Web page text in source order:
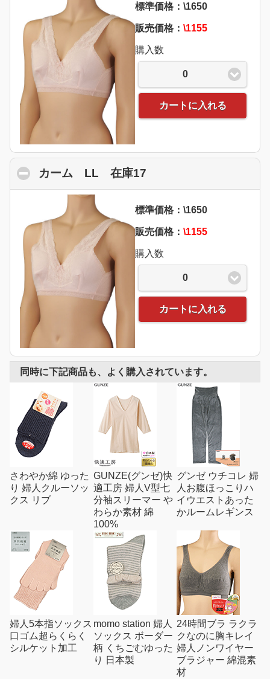
標準価格：\1650
販売価格： \1155
購入数
0
カートに入れる
カーム LL 在庫17
標準価格：\1650
販売価格： \1155
購入数
0
カートに入れる
同時に下記商品も、よく購入されています。
さわやか綿 ゆった
り 婦人クルーソッ
クス リブ
GUNZE(グンゼ)快
適工房 婦人V型七
分袖スリーマー や
わらか素材 綿
100%
グンゼ ウチコレ 婦
人お腹ほっこりハ
イウエストあった
かルームレギンス
婦人5本指ソックス
口ゴム超らくらく
シルケット加工
momo station 婦人
ソックス ボーダー
柄 くちごむゆった
り 日本製
24時間ブラ ラクラ
クなのに胸キレイ
婦人ノンワイヤー
ブラジャー 綿混素
材